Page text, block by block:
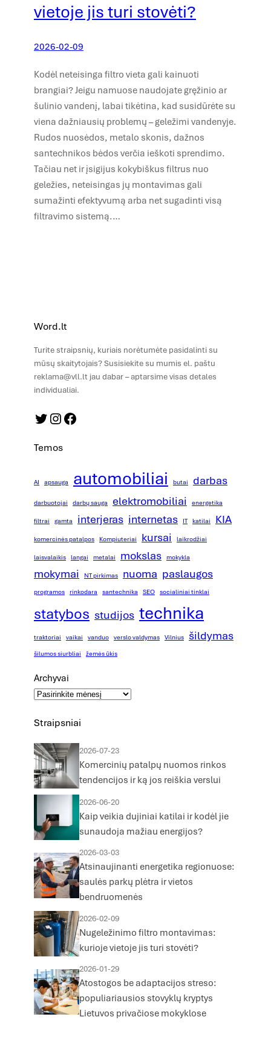
vietoje jis turi stovėti?
2026-02-09
Kodėl neteisinga filtro vieta gali kainuoti
brangiai? Jeigu namuose naudojate gręžinio ar
šulinio vandenį, labai tikėtina, kad susidūrėte su
viena dažniausių problemų – geležimi vandenyje.
Rudos nuosėdos, metalo skonis, dažnos
santechnikos bėdos verčia ieškoti sprendimo.
Tačiau net ir įsigijus kokybiškus filtrus nuo
geležies, neteisingas jų montavimas gali
sumažinti efektyvumą arba net sugadinti visą
filtravimo sistemą.…
Word.lt
Turite straipsnių, kuriais norėtumėte pasidalinti su
mūsų skaitytojais? Susisiekite su mumis el. paštu
reklama@vll.lt jau dabar – aptarsime visas detales
individualiai.
Twitter Instagram Facebook
Temos
AI apsauga automobiliai butai darbas
darbuotojai darbų sauga elektromobiliai energetika
filtrai gamta interjeras internetas IT katilai KIA
komercinės patalpos Kompiuteriai kursai laikrodžiai
laisvalaikis langai metalai mokslas mokykla
mokymai NT pirkimas nuoma paslaugos
programos rinkodara santechnika SEO socialiniai tinklai
statybos studijos technika
traktoriai vaikai vanduo verslo valdymas Vilnius šildymas
šilumos siurbliai žemės ūkis
Archyvai
Straipsniai
2026-07-23
Komercinių patalpų nuomos rinkos
tendencijos ir ką jos reiškia verslui
2026-06-20
Kaip veikia dujiniai katilai ir kodėl jie
sunaudoja mažiau energijos?
2026-03-03
Atsinaujinanti energetika regionuose:
saulės parkų plėtra ir vietos
bendruomenės
2026-02-09
Nugeležinimo filtro montavimas:
kurioje vietoje jis turi stovėti?
2026-01-29
Atostogos be adaptacijos streso:
populiariausios stovyklų kryptys
Lietuvos privačiose mokyklose